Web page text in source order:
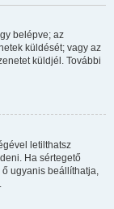
belépve; az
küldését; vagy az
küldjél. További
letilthatsz
Ha sértegető
ugyanis beállíthatja,